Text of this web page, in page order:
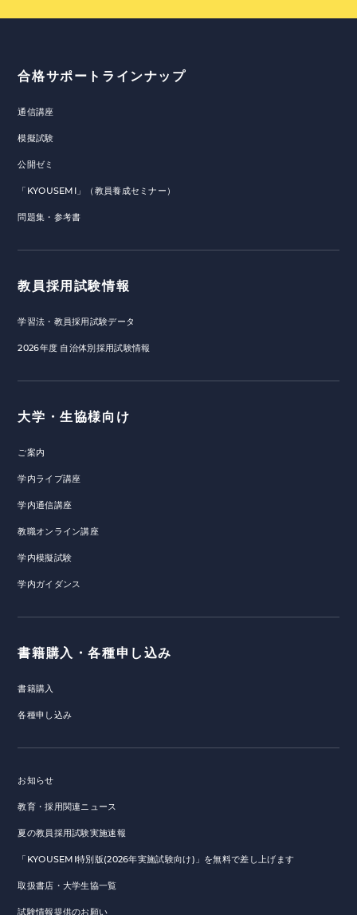
合格サポートラインナップ
通信講座
模擬試験
公開ゼミ
「KYOUSEMI」（教員養成セミナー）
問題集・参考書
教員採用試験情報
学習法・教員採用試験データ
2026年度 自治体別採用試験情報
大学・生協様向け
ご案内
学内ライブ講座
学内通信講座
教職オンライン講座
学内模擬試験
学内ガイダンス
書籍購入・各種申し込み
書籍購入
各種申し込み
お知らせ
教育・採用関連ニュース
夏の教員採用試験実施速報
「KYOUSEMI特別版(2026年実施試験向け)」を無料で差し上げます
取扱書店・大学生協一覧
試験情報提供のお願い